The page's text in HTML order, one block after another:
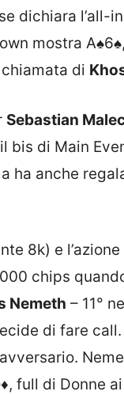
dichiara l’all-
mostra A♠6♠
di
Sebastian
bis di Main
anche
8k) e
chips
Nemeth – 11°
di fare call.
, full di Donne